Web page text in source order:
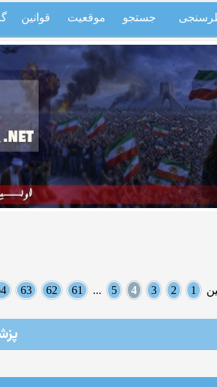
جستجو موقعیت قوانین
1
2
3
4
5
...
61
62
63